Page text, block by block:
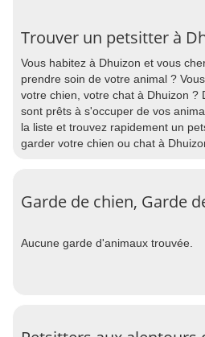
Trouver un petsitter à
Vous habitez à Dhuizon et vous
prendre soin de votre animal ?
votre chien, votre chat à Dhuizon ?
sont prêts à s'occuper de vos
la liste et trouvez rapidement un
garder votre chien ou chat à
Garde de chien, Garde
Aucune garde d'animaux trouvée.